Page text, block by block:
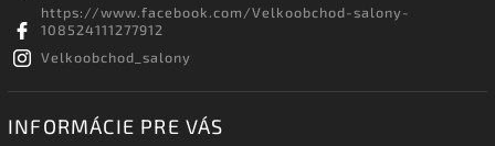
https://www.facebook.com/Velkoobchod-salony-
108524111277912
Velkoobchod_salony
INFORMÁCIE PRE VÁS